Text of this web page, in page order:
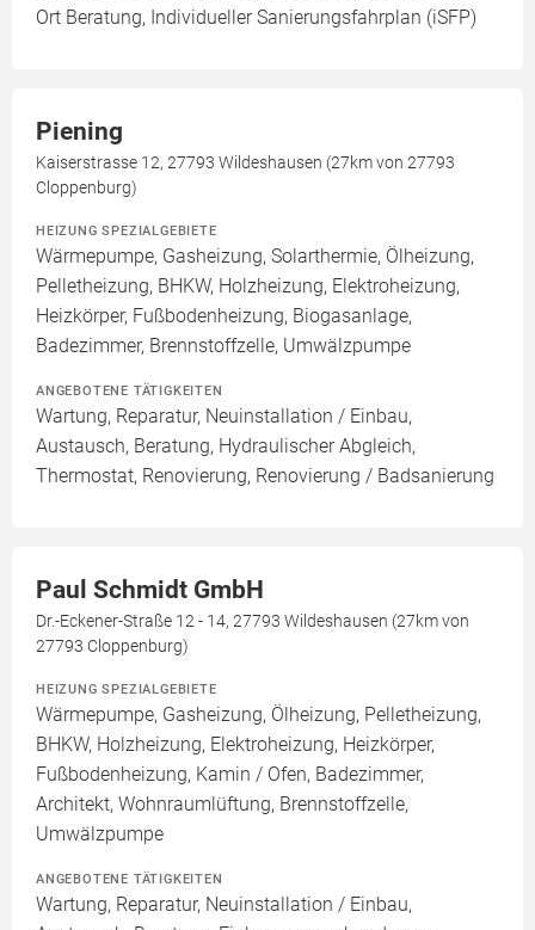
Ort Beratung, Individueller Sanierungsfahrplan (iSFP)
Piening
Kaiserstrasse 12, 27793 Wildeshausen (27km von 27793
Cloppenburg)
HEIZUNG SPEZIALGEBIETE
Wärmepumpe, Gasheizung, Solarthermie, Ölheizung,
Pelletheizung, BHKW, Holzheizung, Elektroheizung,
Heizkörper, Fußbodenheizung, Biogasanlage,
Badezimmer, Brennstoffzelle, Umwälzpumpe
ANGEBOTENE TÄTIGKEITEN
Wartung, Reparatur, Neuinstallation / Einbau,
Austausch, Beratung, Hydraulischer Abgleich,
Thermostat, Renovierung, Renovierung / Badsanierung
Paul Schmidt GmbH
Dr.-Eckener-Straße 12 - 14, 27793 Wildeshausen (27km von
27793 Cloppenburg)
HEIZUNG SPEZIALGEBIETE
Wärmepumpe, Gasheizung, Ölheizung, Pelletheizung,
BHKW, Holzheizung, Elektroheizung, Heizkörper,
Fußbodenheizung, Kamin / Ofen, Badezimmer,
Architekt, Wohnraumlüftung, Brennstoffzelle,
Umwälzpumpe
ANGEBOTENE TÄTIGKEITEN
Wartung, Reparatur, Neuinstallation / Einbau,